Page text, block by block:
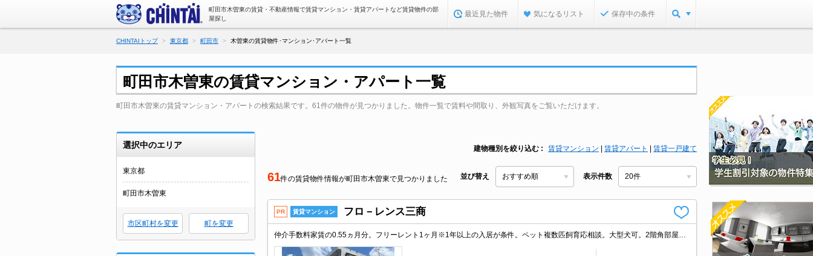
町田市木曽東の賃貸・不動産情報で賃貸マンション・賃貸アパートなど賃貸物件の部
屋探し
最近見た物件 気になるリスト 保存中の条件
CHINTAIトップ 東京都 町田市 木曽東の賃貸物件･マンション･アパート一覧
町田市木曽東の賃貸マンション・アパート一覧
町田市木曽東の賃貸マンション・アパートの検索結果です。61件の物件が見つかりました。物件一覧で賃料や間取り、外観写真をご覧いただけます。
選択中のエリア
東京都
町田市木曽東
市区町村を変更 町を変更
建物種別を絞り込む 賃貸マンション 賃貸アパート 賃貸一戸建て
61件の賃貸物件情報が町田市木曽東で見つかりました 並び替え 表示件数
PR 賃貸マンション フロ－レンス三商